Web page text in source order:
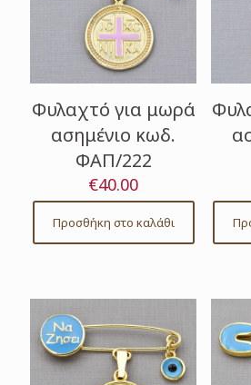
Φυλαχτό για μωρά
ασημένιο κωδ.
ΦΑΠ/222
€40.00
Προσθήκη στο καλάθι